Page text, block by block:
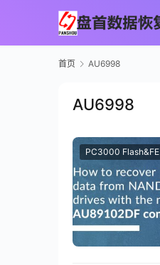
首页 AU6998
AU6998
PC3000 Flash&FE